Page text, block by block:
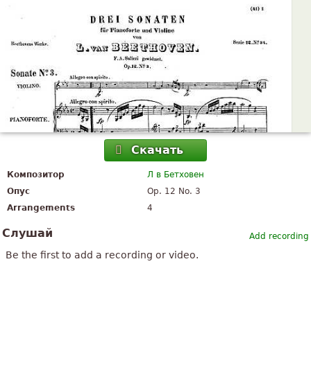
Скачать
Композитор
Л в Бетховен
Опус
Op. 12 No. 3
Arrangements
4
Add recording
Слушай
Be the first to add a recording or video.